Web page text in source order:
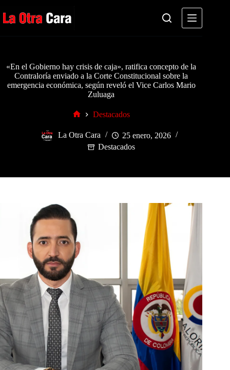
al
contenido
«En el Gobierno hay crisis de caja», ratifica concepto de la
Contraloría enviado a la Corte Constitucional sobre la
emergencia económica, según reveló el Vice Carlos Mario
Zuluaga
Destacados
La Otra Cara
25 enero, 2026
Destacados